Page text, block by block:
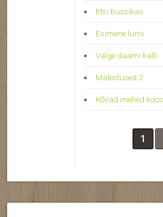
Etsi bussikas
Esimene lumi
Valge daami kalli
Mälestused 2
Kõvad mehed koos
1